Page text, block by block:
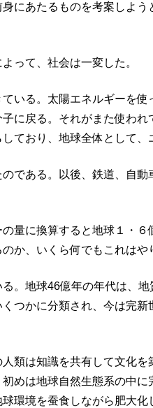
にあたるものを考案しよ
って、社会は一変した。
いる。太陽エネルギーを
に戻る。それがまた使わ
ており、地球全体として、
である。以後、鉄道、自
量に換算すると地球１・
か、いくら何でもこれはや
。地球46億年の年代は、
つかに分類され、今は完
類は知識を共有して文化
めは地球自然生態系の中
環境を蚕食しながら肥大